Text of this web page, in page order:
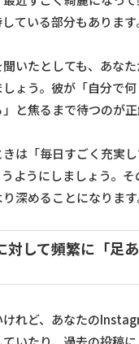
ている部分もあります
いたとしても、あな
ょう。彼が「自分で
と焦るまで待つのが正
は「毎日すごく充実し
ようにしましょう。
深めることになります
対して頻繁に「足
れど、あなたの